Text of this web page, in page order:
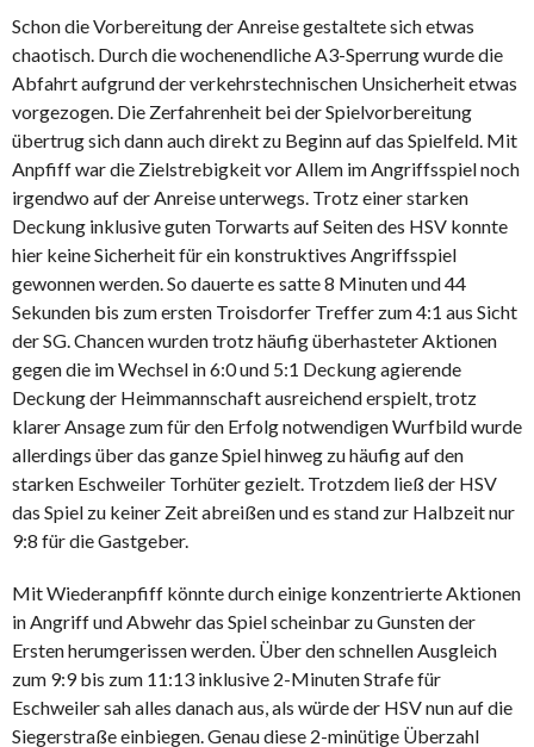
Schon die Vorbereitung der Anreise gestaltete sich etwas
chaotisch. Durch die wochenendliche A3-Sperrung wurde die
Abfahrt aufgrund der verkehrstechnischen Unsicherheit etwas
vorgezogen. Die Zerfahrenheit bei der Spielvorbereitung
übertrug sich dann auch direkt zu Beginn auf das Spielfeld. Mit
Anpfiff war die Zielstrebigkeit vor Allem im Angriffsspiel noch
irgendwo auf der Anreise unterwegs. Trotz einer starken
Deckung inklusive guten Torwarts auf Seiten des HSV konnte
hier keine Sicherheit für ein konstruktives Angriffsspiel
gewonnen werden. So dauerte es satte 8 Minuten und 44
Sekunden bis zum ersten Troisdorfer Treffer zum 4:1 aus Sicht
der SG. Chancen wurden trotz häufig überhasteter Aktionen
gegen die im Wechsel in 6:0 und 5:1 Deckung agierende
Deckung der Heimmannschaft ausreichend erspielt, trotz
klarer Ansage zum für den Erfolg notwendigen Wurfbild wurde
allerdings über das ganze Spiel hinweg zu häufig auf den
starken Eschweiler Torhüter gezielt. Trotzdem ließ der HSV
das Spiel zu keiner Zeit abreißen und es stand zur Halbzeit nur
9:8 für die Gastgeber.
Mit Wiederanpfiff könnte durch einige konzentrierte Aktionen
in Angriff und Abwehr das Spiel scheinbar zu Gunsten der
Ersten herumgerissen werden. Über den schnellen Ausgleich
zum 9:9 bis zum 11:13 inklusive 2-Minuten Strafe für
Eschweiler sah alles danach aus, als würde der HSV nun auf die
Siegerstraße einbiegen. Genau diese 2-minütige Überzahl